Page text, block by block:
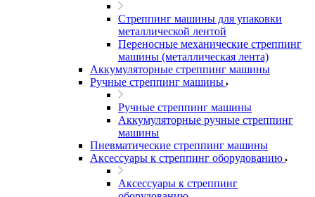
Стреппинг машины для упаковки
металлической лентой
Переносные механические стреппинг
машины (металлическая лента)
Аккумуляторные стреппинг машины
Ручные стреппинг машины
Ручные стреппинг машины
Аккумуляторные ручные стреппинг
машины
Пневматические стреппинг машины
Аксессуары к стреппинг оборудованию
Аксессуары к стреппинг